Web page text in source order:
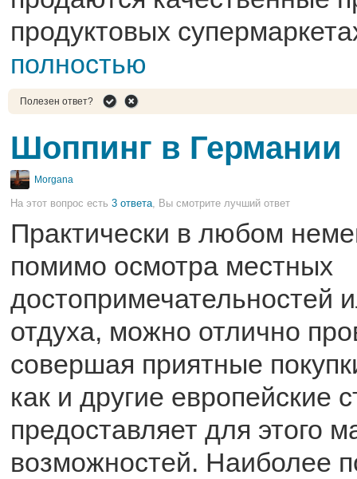
продуктовых
полностью
Полезен ответ?
Шоппинг в Германии
Morgana
На этот вопрос есть 3 ответа, Вы смотрите лучший ответ
Практически в любом
помимо осмотра местных
достопримечательностей
отдуха, можно отлично
совершая приятные
как и другие европейские
предоставляет для этого
возможностей. Наиболее